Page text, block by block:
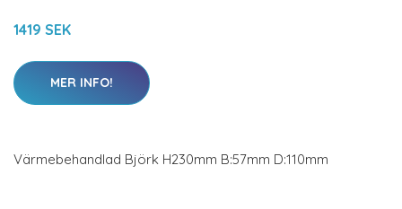
1419 SEK
MER INFO!
Värmebehandlad Björk H230mm B:57mm D:110mm